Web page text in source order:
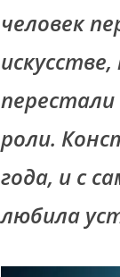
человек
роли.
года, и с
любила